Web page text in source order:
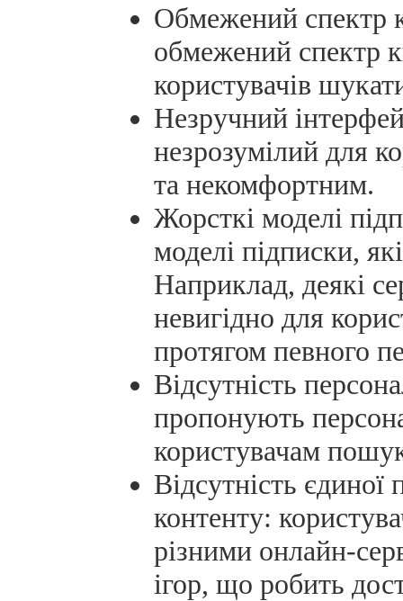
Обмежений спектр
обмежений спектр
користувачів
Незручний
незрозумілий для
та некомфортним.
Жорсткі моделі
моделі підписки,
Наприклад, деякі
невигідно для
протягом певного
Відсутність
пропонують
користувачам
Відсутність
контенту:
різними онлайн-
ігор, що робить